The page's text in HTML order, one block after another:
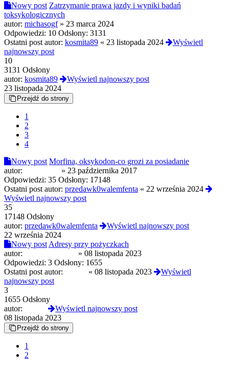
Nowy post Zatrzymanie prawa jazdy i wyniki badań
toksykologicznych
autor: michasogf» 23 marca 2024
Odpowiedzi: 10 Odsłony: 3131
Ostatni post autor: kosmita89 « 23 listopada 2024
Wyświetl
najnowszy post
10
3131 Odsłony
autor: kosmita89
Wyświetl najnowszy post
23 listopada 2024
Przejdź do strony
1
2
3
4
Nowy post Morfina, oksykodon-co grozi za posiadanie
autor:
» 23 października 2017
Odpowiedzi: 35 Odsłony: 17148
Ostatni post autor: przedawk0walemfenta « 22 września 2024
Wyświetl najnowszy post
35
17148 Odsłony
autor: przedawk0walemfenta
Wyświetl najnowszy post
22 września 2024
Nowy post Adresy przy pożyczkach
autor:
» 08 listopada 2023
Odpowiedzi: 3 Odsłony: 1655
Ostatni post autor:
« 08 listopada 2023
Wyświetl
najnowszy post
3
1655 Odsłony
autor:
Wyświetl najnowszy post
08 listopada 2023
Przejdź do strony
1
2